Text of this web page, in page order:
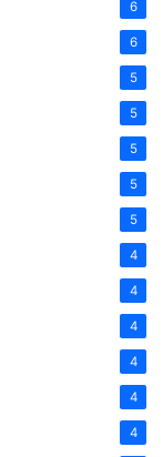
6
6
5
5
5
5
5
4
4
4
4
4
4